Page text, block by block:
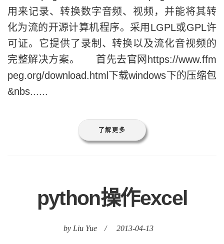
用来记录、转换数字音频、视频，并能将其转
化为流的开源计算机程序。采用LGPL或GPL许
可证。它提供了录制、转换以及流化音视频的
完整解决方案。 首先去官网https://www.ffm
peg.org/download.html下载windows下的压缩包
&nbs......
了解更多
python操作excel
by Liu Yue / 2013-04-13